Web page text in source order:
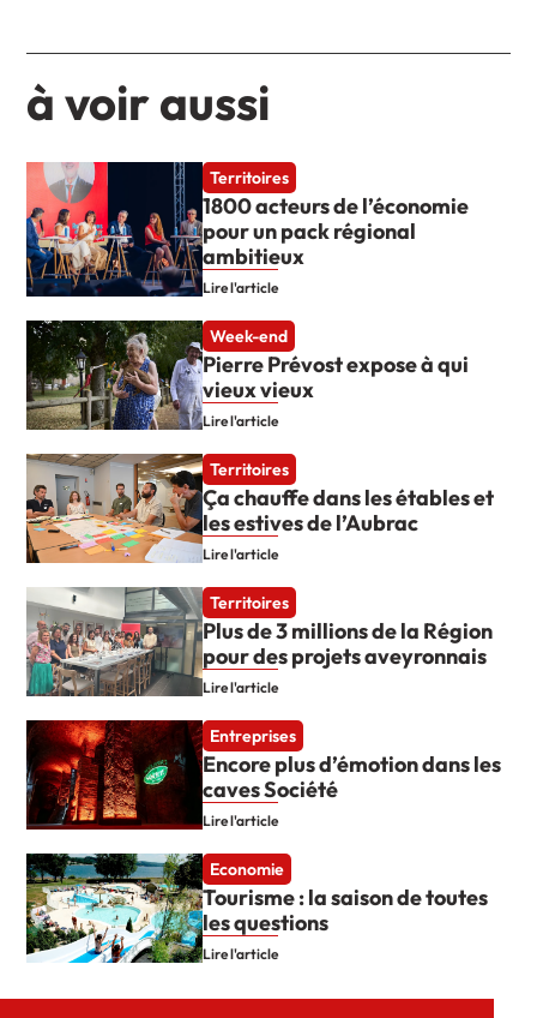
à voir aussi
Territoires
1800 acteurs de l’économie
pour un pack régional
ambitieux
Lire l'article
Week-end
Pierre Prévost expose à qui
vieux vieux
Lire l'article
Territoires
Ça chauffe dans les étables et
les estives de l’Aubrac
Lire l'article
Territoires
Plus de 3 millions de la Région
pour des projets aveyronnais
Lire l'article
Entreprises
Encore plus d’émotion dans les
caves Société
Lire l'article
Economie
Tourisme : la saison de toutes
les questions
Lire l'article